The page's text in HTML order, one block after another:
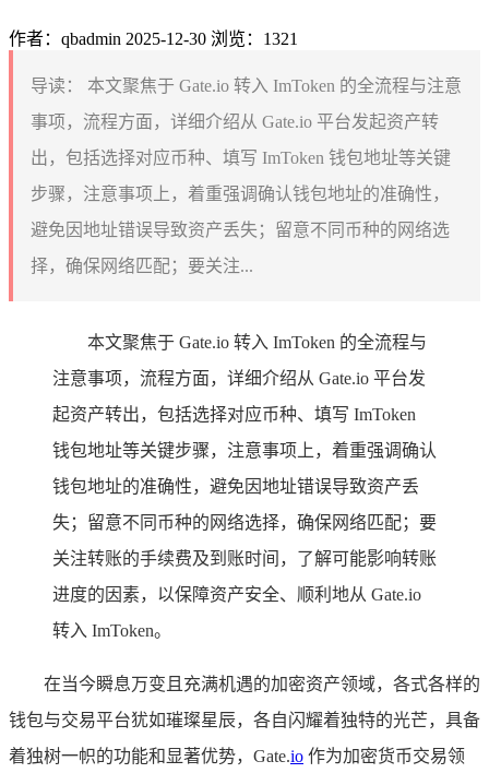
作者：qbadmin 2025-12-30 浏览：1321
导读：
本文聚焦于 Gate.io 转入 ImToken 的全流程与注意
事项，流程方面，详细介绍从 Gate.io 平台发起资产转
出，包括选择对应币种、填写 ImToken 钱包地址等关键
步骤，注意事项上，着重强调确认钱包地址的准确性，
避免因地址错误导致资产丢失；留意不同币种的网络选
择，确保网络匹配；要关注...
本文聚焦于 Gate.io 转入 ImToken 的全流程与
注意事项，流程方面，详细介绍从 Gate.io 平台发
起资产转出，包括选择对应币种、填写 ImToken
钱包地址等关键步骤，注意事项上，着重强调确认
钱包地址的准确性，避免因地址错误导致资产丢
失；留意不同币种的网络选择，确保网络匹配；要
关注转账的手续费及到账时间，了解可能影响转账
进度的因素，以保障资产安全、顺利地从 Gate.io
转入 ImToken。
在当今瞬息万变且充满机遇的加密资产领域，各式各样的
钱包与交易平台犹如璀璨星辰，各自闪耀着独特的光芒，具备
着独树一帜的功能和显著优势，Gate.io 作为加密货币交易领